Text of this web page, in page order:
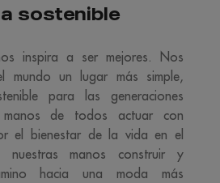
sostenible
inspira a ser mejores. Nos
mundo un lugar más simple,
para las generaciones
de todos actuar con
el bienestar de la vida en el
nuestras manos construir y
hacia una moda más